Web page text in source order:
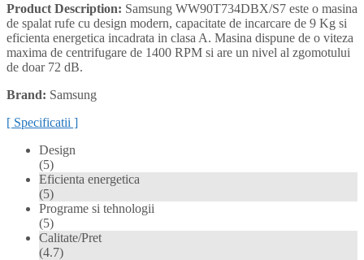
Product Description: Samsung WW90T734DBX/S7 este o masina
de spalat rufe cu design modern, capacitate de incarcare de 9 Kg si
eficienta energetica incadrata in clasa A. Masina dispune de o viteza
maxima de centrifugare de 1400 RPM si are un nivel al zgomotului
de doar 72 dB.
Brand: Samsung
[ Specificatii ]
Design
(5)
Eficienta energetica
(5)
Programe si tehnologii
(5)
Calitate/Pret
(4.7)